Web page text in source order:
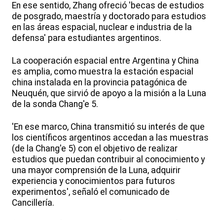
En ese sentido, Zhang ofreció 'becas de estudios
de posgrado, maestría y doctorado para estudios
en las áreas espacial, nuclear e industria de la
defensa' para estudiantes argentinos.
La cooperación espacial entre Argentina y China
es amplia, como muestra la estación espacial
china instalada en la provincia patagónica de
Neuquén, que sirvió de apoyo a la misión a la Luna
de la sonda Chang'e 5.
'En ese marco, China transmitió su interés de que
los científicos argentinos accedan a las muestras
(de la Chang'e 5) con el objetivo de realizar
estudios que puedan contribuir al conocimiento y
una mayor comprensión de la Luna, adquirir
experiencia y conocimientos para futuros
experimentos', señaló el comunicado de
Cancillería.